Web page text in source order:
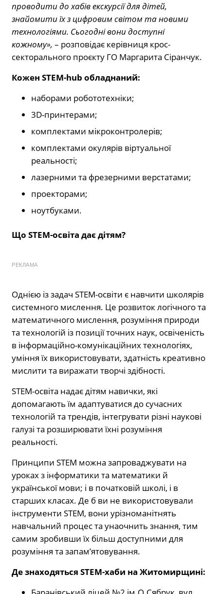
проводити до хабів екскурсії для дітей,
знайомити їх з цифровим світом та новими
технологіями. Сьогодні вони доступні
кожному», – розповідає керівниця крос-
секторального проєкту ГО Маргарита Сіранчук.
Кожен STEM-hub обладнаний:
наборами робототехніки;
3D-принтерами;
комплектами мікроконтролерів;
комплектами окулярів віртуальної
реальності;
лазерними та фрезерними верстатами;
проекторами;
ноутбуками.
Що STEM-освіта дає дітям?
РЕКЛАМА
Однією із задач STEM-освіти є навчити школярів
системного мислення. Це розвиток логічного та
математичного мислення, розуміння природи
та технологій із позиції точних наук, освіченість
в інформаційно-комунікаційних технологіях,
уміння їх використовувати, здатність креативно
мислити та виражати творчі здібності.
STEM-освіта надає дітям навички, які
допомагають їм адаптуватися до сучасних
технологій та трендів, інтегрувати різні наукові
галузі та розширювати їхні розуміння
реальності.
Принципи STEM можна запроваджувати на
уроках з інформатики та математики й
української мови; і в початковій школі, і в
старших класах. Де б ви не використовували
інструменти STEM, вони урізноманітнять
навчальний процес та унаочнить знання, тим
самим зробивши їх більш доступними для
розуміння та запам’ятовування.
Де знаходяться STEM-хаби на Житомирщині: